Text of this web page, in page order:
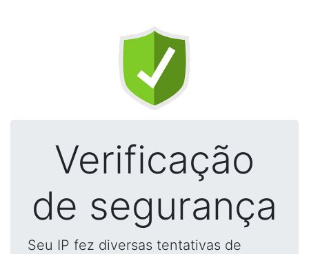
Verificação
de segurança
Seu IP fez diversas tentativas de